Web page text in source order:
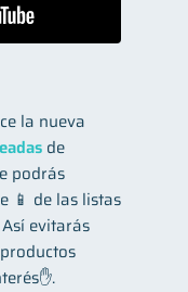
la nueva
de
podrás
📱 de las listas
evitarás